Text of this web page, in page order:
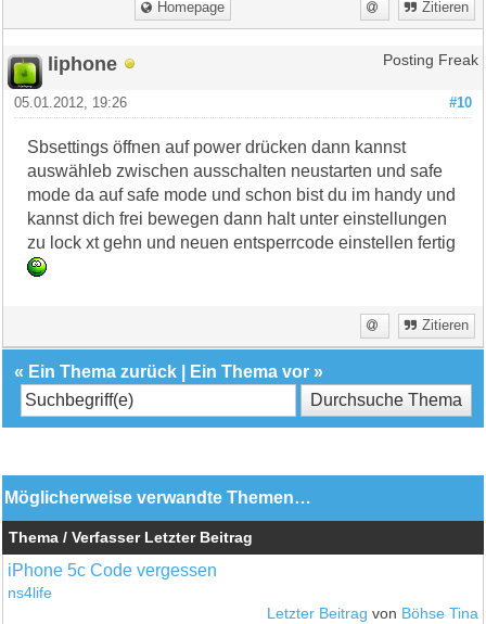
Homepage Zitieren
liphone Posting Freak
#10
05.01.2012, 19:26
Sbsettings öffnen auf power drücken dann kannst
auswähleb zwischen ausschalten neustarten und safe
mode da auf safe mode und schon bist du im handy und
kannst dich frei bewegen dann halt unter einstellungen
zu lock xt gehn und neuen entsperrcode einstellen fertig
Zitieren
« Ein Thema zurück Ein Thema vor »
Möglicherweise verwandte Themen…
Thema / Verfasser Letzter Beitrag
iPhone 5c Code vergessen
ns4life
Letzter Beitrag von Böhse Tina